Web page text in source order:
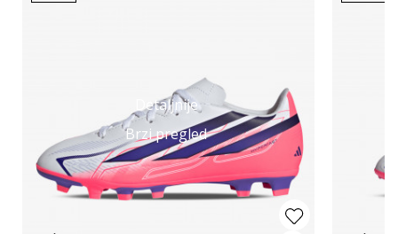
Detaljnije
Brzi pregled